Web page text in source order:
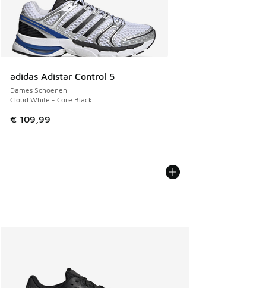
adidas Adistar Control 5
Dames Schoenen
Cloud White - Core Black
€ 109,99